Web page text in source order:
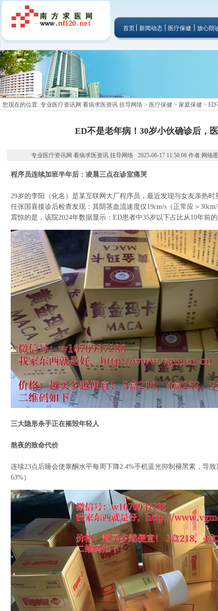
首页 新闻动态 医疗保健 放心陪
您现在的位置: 专业医疗资讯网 看病求医资讯 挂导网络 > 医疗保健 > 家庭保健 > ED
ED不是老年病！30岁小伙确诊后，
专业医疗资讯网 看病求医资讯 挂导网络 2025-06-17 11:58:08 作者:网络
程序员连续加班半年后：凌晨三点在诊室痛哭
29岁的李阳（化名）是某互联网大厂程序员，最近发现与女友亲热
任张国喜接诊后检查发现：其阴茎血流速度仅19cm/s（正常应＞
震惊的是，该院2024年数据显示：ED患者中35岁以下占比从10年前
三大隐形杀手正在摧毁年轻人
熬夜的致命代价
连续23点后睡会使睾酮水平每周下降2.4%手机蓝光抑制褪黑素，导
63%）